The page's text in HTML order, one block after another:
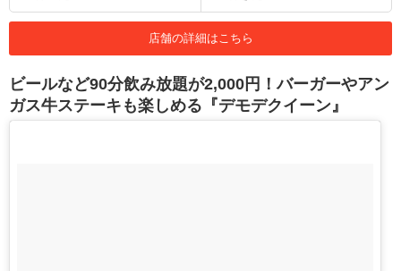
店舗の詳細はこちら
ビールなど90分飲み放題が2,000円！バーガーやアン
ガス牛ステーキも楽しめる『デモデクイーン』